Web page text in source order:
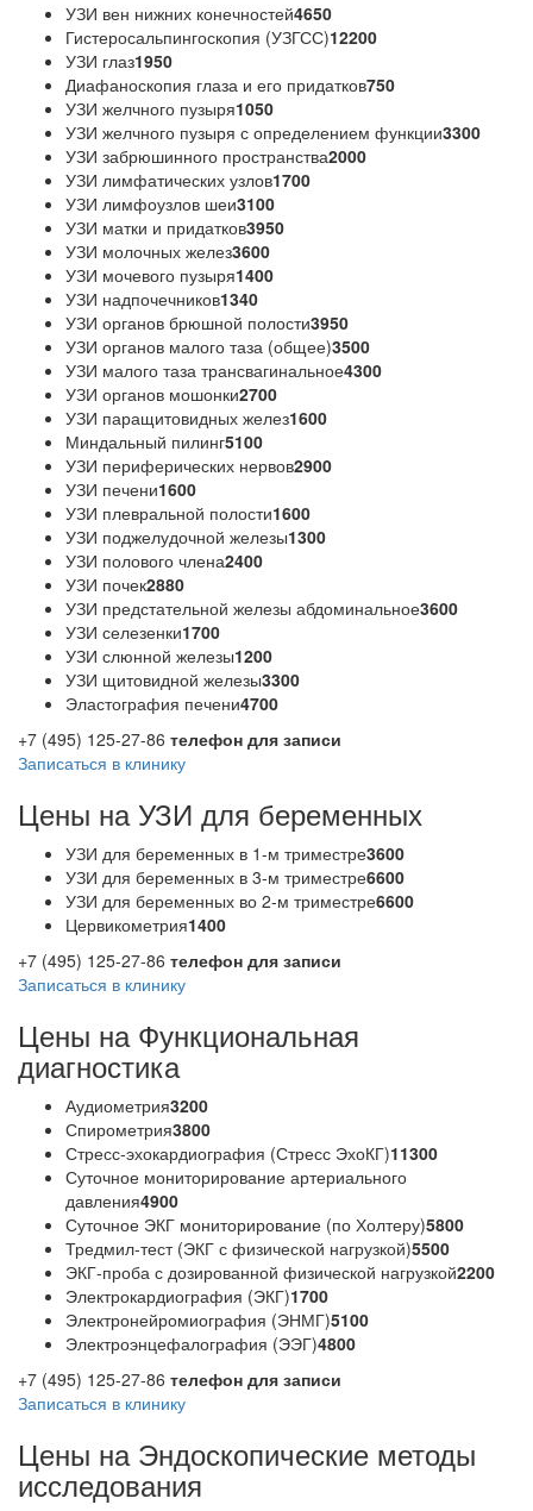
УЗИ вен нижних конечностей4650
Гистеросальпингоскопия (УЗГСС)12200
УЗИ глаз1950
Диафаноскопия глаза и его придатков750
УЗИ желчного пузыря1050
УЗИ желчного пузыря с определением функции3300
УЗИ забрюшинного пространства2000
УЗИ лимфатических узлов1700
УЗИ лимфоузлов шеи3100
УЗИ матки и придатков3950
УЗИ молочных желез3600
УЗИ мочевого пузыря1400
УЗИ надпочечников1340
УЗИ органов брюшной полости3950
УЗИ органов малого таза (общее)3500
УЗИ малого таза трансвагинальное4300
УЗИ органов мошонки2700
УЗИ паращитовидных желез1600
Миндальный пилинг5100
УЗИ периферических нервов2900
УЗИ печени1600
УЗИ плевральной полости1600
УЗИ поджелудочной железы1300
УЗИ полового члена2400
УЗИ почек2880
УЗИ предстательной железы абдоминальное3600
УЗИ селезенки1700
УЗИ слюнной железы1200
УЗИ щитовидной железы3300
Эластография печени4700
+7 (495) 125-27-86 телефон для записи
Записаться в клинику
Цены на УЗИ для беременных
УЗИ для беременных в 1-м триместре3600
УЗИ для беременных в 3-м триместре6600
УЗИ для беременных во 2-м триместре6600
Цервикометрия1400
+7 (495) 125-27-86 телефон для записи
Записаться в клинику
Цены на Функциональная
диагностика
Аудиометрия3200
Спирометрия3800
Стресс-эхокардиография (Стресс ЭхоКГ)11300
Суточное мониторирование артериального
давления4900
Суточное ЭКГ мониторирование (по Холтеру)5800
Тредмил-тест (ЭКГ с физической нагрузкой)5500
ЭКГ-проба с дозированной физической нагрузкой2200
Электрокардиография (ЭКГ)1700
Электронейромиография (ЭНМГ)5100
Электроэнцефалография (ЭЭГ)4800
+7 (495) 125-27-86 телефон для записи
Записаться в клинику
Цены на Эндоскопические методы
исследования